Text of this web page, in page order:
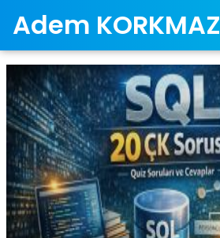
Adem KORKMAZ